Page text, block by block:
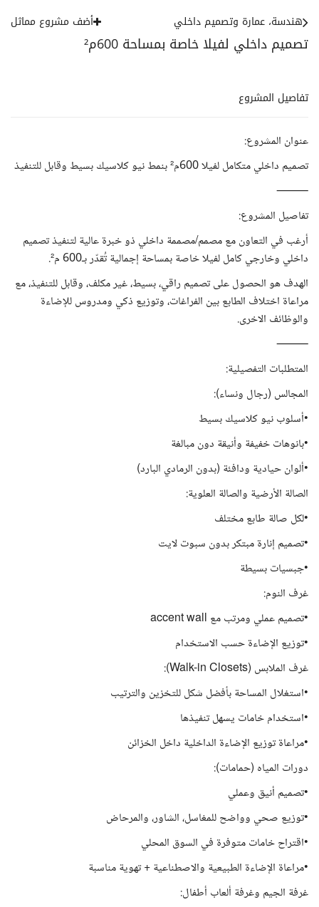
تصميم داخلي لفيلا خاصة بمساحة 600م²
هندسة، عمارة وتصميم داخلي أضف مشروع مماثل
تفاصيل المشروع
عنوان المشروع:
تصميم داخلي متكامل لفيلا 600م² بنمط نيو كلاسيك بسيط وقابل للتنفيذ
⸻
تفاصيل المشروع:
أرغب في التعاون مع مصمم/مصممة داخلي ذو خبرة عالية لتنفيذ تصميم
داخلي وخارجي كامل لفيلا خاصة بمساحة إجمالية تُقدّر بـ600 م².
الهدف هو الحصول على تصميم راقي، بسيط، غير مكلف، وقابل للتنفيذ، مع
مراعاة اختلاف الطابع بين الفراغات، وتوزيع ذكي ومدروس للإضاءة
والوظائف الاخرى.
⸻
المتطلبات التفصيلية:
المجالس (رجال ونساء):
•أسلوب نيو كلاسيك بسيط
•بانوهات خفيفة وأنيقة دون مبالغة
•ألوان حيادية ودافئة (بدون الرمادي البارد)
الصالة الأرضية والصالة العلوية:
•لكل صالة طابع مختلف
•تصميم إنارة مبتكر بدون سبوت لايت
•جبسيات بسيطة
غرف النوم:
•تصميم عملي ومرتب مع accent wall
•توزيع الإضاءة حسب الاستخدام
غرف الملابس (Walk-in Closets):
•استغلال المساحة بأفضل شكل للتخزين والترتيب
•استخدام خامات يسهل تنفيذها
•مراعاة توزيع الإضاءة الداخلية داخل الخزائن
دورات المياه (حمامات):
•تصميم أنيق وعملي
•توزيع صحي وواضح للمغاسل، الشاور، والمرحاض
•اقتراح خامات متوفرة في السوق المحلي
•مراعاة الإضاءة الطبيعية والاصطناعية + تهوية مناسبة
غرفة الجيم وغرفة ألعاب أطفال: